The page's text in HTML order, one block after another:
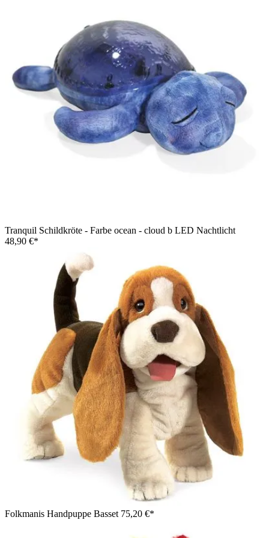
Living Puppets Handpuppe Slow Moe die Schildkröte mit
Tranquil Schildkröte - Farbe ocean - cloud b LED Nachtlicht
48,90 €*
Folkmanis Handpuppe Basset 75,20 €*